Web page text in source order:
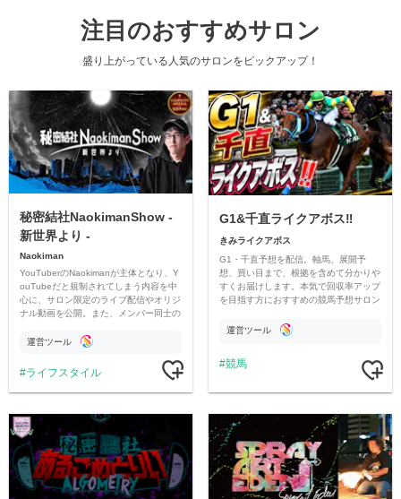
注目のおすすめサロン
盛り上がっている人気のサロンをピックアップ！
秘密結社NaokimanShow -
新世界より -
Naokiman
YouTuberのNaokimanが主体となり、Y
ouTubeだと規制されてしまう内容を中
心に、サロン限定のライブ配信やオリジ
ナル動画を公開。また、メンバー同士の
ただいています。
運営ツール
ライフスタイル
G1&千直ライクアボス‼️
きみライクアボス
G1・千直予想を配信。軸馬、展開予
想、買い目まで、根拠を含めて分かりや
すくお届けします。本気で回収率アップ
を目指す方におすすめの競馬予想サロン
運営ツール
競馬